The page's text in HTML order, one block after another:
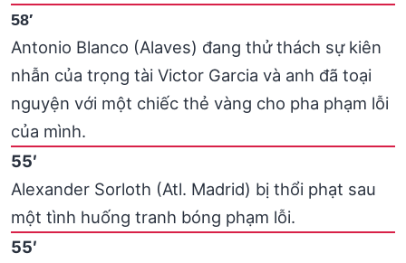
58′
Antonio Blanco (Alaves) đang thử thách sự kiên
nhẫn của trọng tài Victor Garcia và anh đã toại
nguyện với một chiếc thẻ vàng cho pha phạm lỗi
của mình.
55′
Alexander Sorloth (Atl. Madrid) bị thổi phạt sau
một tình huống tranh bóng phạm lỗi.
55′